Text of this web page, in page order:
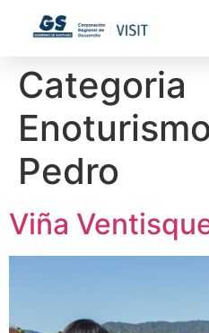
Categoria
Pedro
Viña